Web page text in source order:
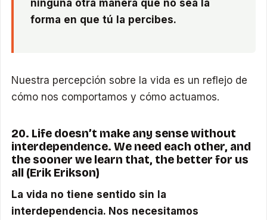
ninguna otra manera que no sea la
forma en que tú la percibes.
Nuestra percepción sobre la vida es un reflejo de
cómo nos comportamos y cómo actuamos.
20. Life doesn’t make any sense without
interdependence. We need each other, and
the sooner we learn that, the better for us
all (Erik Erikson)
La vida no tiene sentido sin la
interdependencia. Nos necesitamos